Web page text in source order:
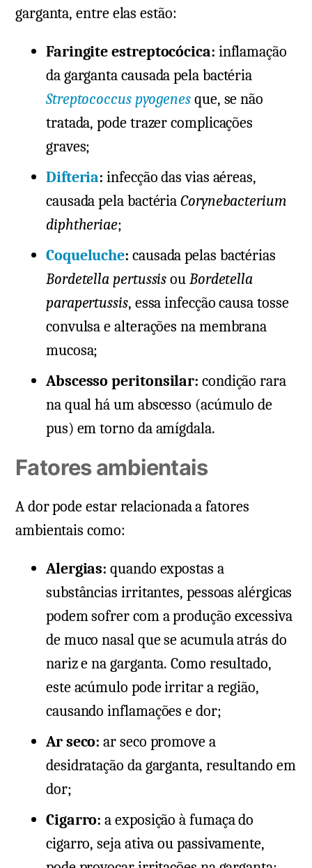
garganta, entre elas estão:
Faringite estreptocócica: inflamação
da garganta causada pela bactéria
Streptococcus pyogenesque, se não
tratada, pode trazer complicações
graves;
Difteria: infecção das vias aéreas,
causada pela bactériaCorynebacterium
diphtheriae;
Coqueluche: causada pelas bactérias
Bordetella pertussisouBordetella
parapertussis, essa infecção causa tosse
convulsa e alterações na membrana
mucosa;
Abscesso peritonsilar: condição rara
na qual há um abscesso (acúmulo de
pus) em torno da amígdala.
Fatores ambientais
A dor pode estar relacionada a fatores
ambientais como:
Alergias: quando expostas a
substâncias irritantes, pessoas alérgicas
podem sofrer com a produção excessiva
de muco nasal que se acumula atrás do
nariz e na garganta. Como resultado,
este acúmulo pode irritar a região,
causando inflamações e dor;
Ar seco: ar seco promove a
desidratação da garganta, resultando em
dor;
Cigarro: a exposição à fumaça do
cigarro, seja ativa ou passivamente,